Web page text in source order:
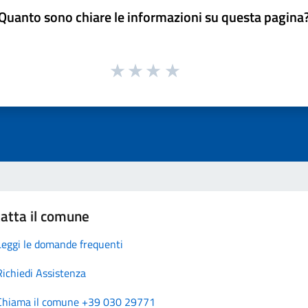
sono chiare le informazioni su questa
il comune
le domande frequenti
Assistenza
il comune +39 030 29771